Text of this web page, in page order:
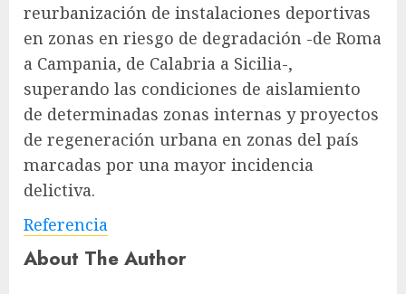
reurbanización de instalaciones deportivas
en zonas en riesgo de degradación -de Roma
a Campania, de Calabria a Sicilia-,
superando las condiciones de aislamiento
de determinadas zonas internas y proyectos
de regeneración urbana en zonas del país
marcadas por una mayor incidencia
delictiva.
Referencia
About The Author